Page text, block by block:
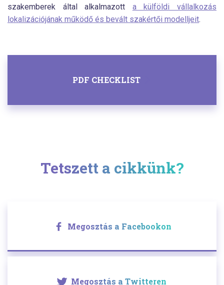
szakemberek által alkalmazott a külföldi vállalkozás
lokalizációjának működő és bevált szakértői modelljeit.
PDF CHECKLIST
Tetszett a cikkünk?
Megosztás a Facebookon
Megosztás a Twitteren